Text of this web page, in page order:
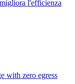
l'efficienza
with zero egress